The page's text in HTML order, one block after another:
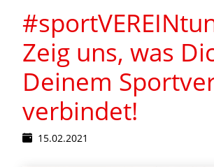
Zeig uns, was
Deinem
verbindet!
15.02.2021